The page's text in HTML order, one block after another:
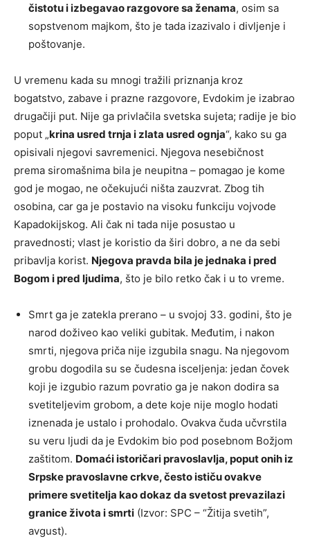
čistotu i izbegavao razgovore sa ženama, osim sa
sopstvenom majkom, što je tada izazivalo i divljenje i
poštovanje.
U vremenu kada su mnogi tražili priznanja kroz
bogatstvo, zabave i prazne razgovore, Evdokim je izabrao
drugačiji put. Nije ga privlačila svetska sujeta; radije je bio
poput „krina usred trnja i zlata usred ognja“, kako su ga
opisivali njegovi savremenici. Njegova nesebičnost
prema siromašnima bila je neupitna – pomagao je kome
god je mogao, ne očekujući ništa zauzvrat. Zbog tih
osobina, car ga je postavio na visoku funkciju vojvode
Kapadokijskog. Ali čak ni tada nije posustao u
pravednosti; vlast je koristio da širi dobro, a ne da sebi
pribavlja korist. Njegova pravda bila je jednaka i pred
Bogom i pred ljudima, što je bilo retko čak i u to vreme.
Smrt ga je zatekla prerano – u svojoj 33. godini, što je
narod doživeo kao veliki gubitak. Međutim, i nakon
smrti, njegova priča nije izgubila snagu. Na njegovom
grobu dogodila su se čudesna isceljenja: jedan čovek
koji je izgubio razum povratio ga je nakon dodira sa
svetiteljevim grobom, a dete koje nije moglo hodati
iznenada je ustalo i prohodalo. Ovakva čuda učvrstila
su veru ljudi da je Evdokim bio pod posebnom Božjom
zaštitom. Domaći istoričari pravoslavlja, poput onih iz
Srpske pravoslavne crkve, često ističu ovakve
primere svetitelja kao dokaz da svetost prevazilazi
granice života i smrti (Izvor: SPC – “Žitija svetih”,
avgust).